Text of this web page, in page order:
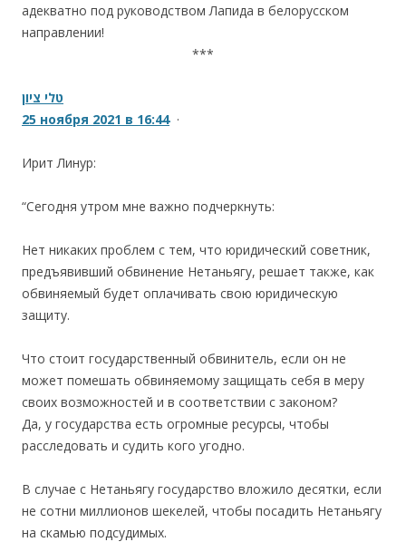
адекватно под руководством Лапида в белорусском
направлении!
***
טלי ציון
25 ноября 2021 в 16:44·
Ирит Линур:
“Сегодня утром мне важно подчеркнуть:
Нет никаких проблем с тем, что юридический советник,
предъявивший обвинение Нетаньягу, решает также, как
обвиняемый будет оплачивать свою юридическую
защиту.
Что стоит государственный обвинитель, если он не
может помешать обвиняемому защищать себя в меру
своих возможностей и в соответствии с законом?
Да, у государства есть огромные ресурсы, чтобы
расследовать и судить кого угодно.
В случае с Нетаньягу государство вложило десятки, если
не сотни миллионов шекелей, чтобы посадить Нетаньягу
на скамью подсудимых.